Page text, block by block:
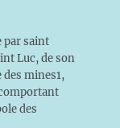
par saint
Luc, de son
des mines1,
des